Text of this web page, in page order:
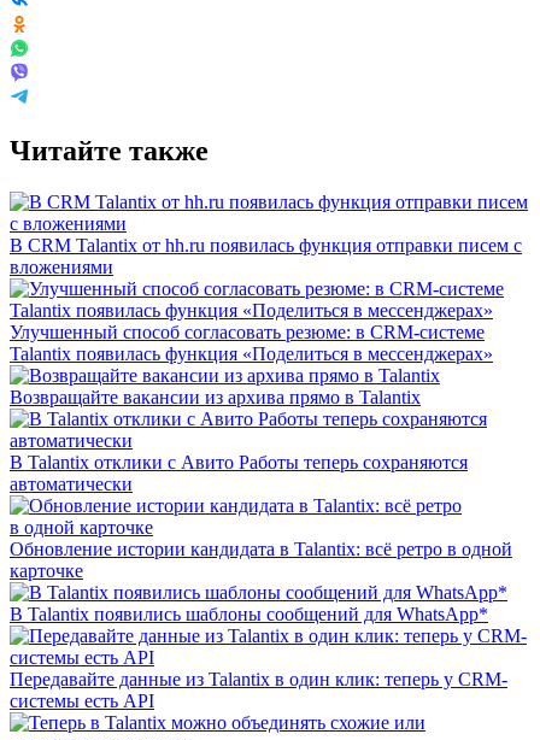
Читайте также
В CRM Talantix от hh.ru появилась функция отправки писем с
вложениями
Улучшенный способ согласовать резюме: в CRM-системе
Talantix появилась функция «Поделиться в мессенджерах»
Возвращайте вакансии из архива прямо в Talantix
В Talantix отклики с Авито Работы теперь сохраняются
автоматически
Обновление истории кандидата в Talantix: всё ретро в одной
карточке
В Talantix появились шаблоны сообщений для WhatsApp*
Передавайте данные из Talantix в один клик: теперь у CRM-
системы есть API